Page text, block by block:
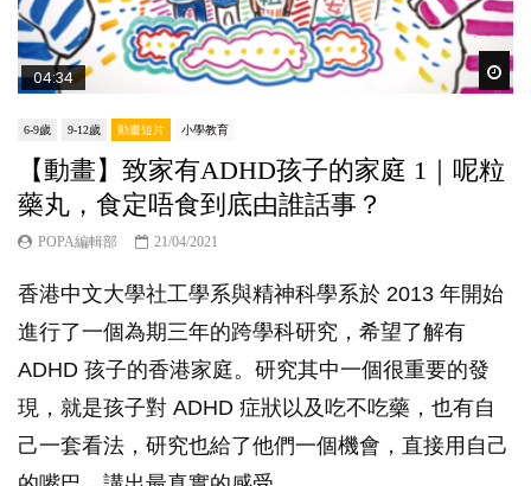
04:34
6-9歲 9-12歲 動畫短片 小學教育
【動畫】致家有ADHD孩子的家庭 1｜呢粒
藥丸，食定唔食到底由誰話事？
POPA編輯部 21/04/2021
香港中文大學社工學系與精神科學系於 2013 年開始
進行了一個為期三年的跨學科研究，希望了解有
ADHD 孩子的香港家庭。研究其中一個很重要的發
現，就是孩子對 ADHD 症狀以及吃不吃藥，也有自
己一套看法，研究也給了他們一個機會，直接用自己